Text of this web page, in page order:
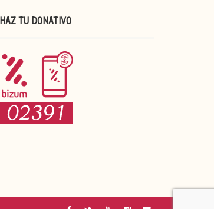
HAZ TU DONATIVO